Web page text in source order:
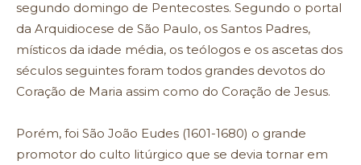
segundo domingo de Pentecostes. Segundo o portal
da Arquidiocese de São Paulo, os Santos Padres,
místicos da idade média, os teólogos e os ascetas dos
séculos seguintes foram todos grandes devotos do
Coração de Maria assim como do Coração de Jesus.
Porém, foi São João Eudes (1601-1680) o grande
promotor do culto litúrgico que se devia tornar em